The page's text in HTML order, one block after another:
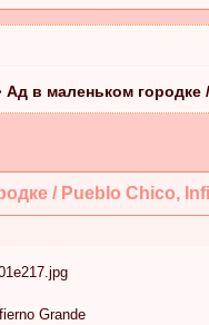
Ад в маленьком городке
/ Pueblo Chico,
Grande